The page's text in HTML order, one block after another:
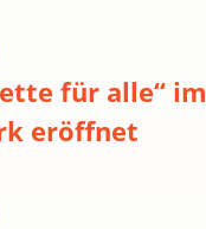
für alle“ im
eröffnet